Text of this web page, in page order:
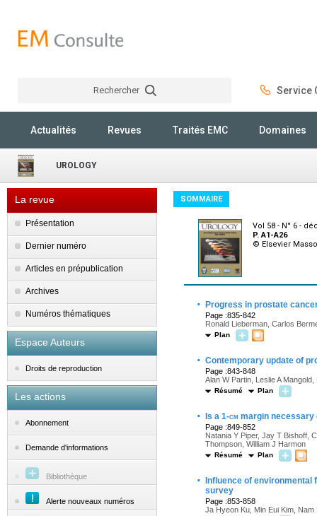
Rechercher Service
Actualités Revues Traités EMC Domaines
UROLOGY
La revue
Présentation
Dernier numéro
Articles en prépublication
Archives
Numéros thématiques
Espace Auteurs
Droits de reproduction
Les actions
Abonnement
Demande d'informations
Bibliothèque
Alerte nouveaux numéros
SOMMAIRE
Vol 58 - N° 6 -
P. A1-A26
© Elsevier
· Progress in prostate
Page :835-842
Ronald Lieberman, Carlos
Plan
· Contemporary update of
Page :843-848
Alan W Partin, Leslie A
Résumé Plan
· Is a 1-cm margin necessary
Page :849-852
Natania Y Piper, Jay T Bishoff,
Thompson, William J Harmon
Résumé Plan
·
Influence of
survey
Page :853-858
Ja Hyeon Ku, Min Eui Kim,